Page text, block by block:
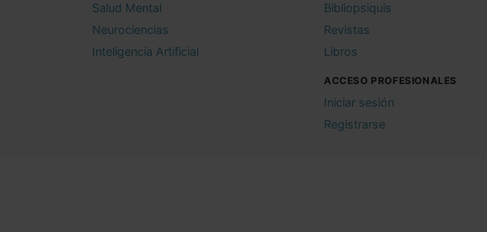
Salud Mental
Neurociencias
Inteligencia Artificial
Bibliopsiquis
Revistas
Libros
ACCESO PROFESIONALES
Iniciar sesión
Registrarse